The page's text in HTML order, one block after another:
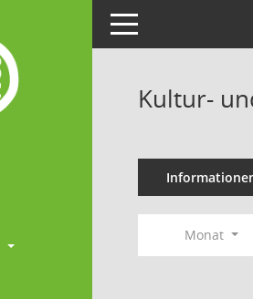
Toggle navigation
Kultur-
Monat